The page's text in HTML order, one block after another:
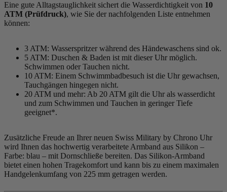
Eine gute Alltagstauglichkeit sichert die Wasserdichtigkeit von 10
ATM (Prüfdruck), wie Sie der nachfolgenden Liste entnehmen
können:
3 ATM: Wasserspritzer während des Händewaschens sind ok.
5 ATM: Duschen & Baden ist mit dieser Uhr möglich.
Schwimmen oder Tauchen nicht.
10 ATM: Einem Schwimmbadbesuch ist die Uhr gewachsen,
Tauchgängen hingegen nicht.
20 ATM und mehr: Ab 20 ATM gilt die Uhr als wasserdicht
und zum Schwimmen und Tauchen in geringer Tiefe
geeignet*.
Zusätzliche Freude an Ihrer neuen Swiss Military by Chrono Uhr
wird Ihnen das hochwertig verarbeitete Armband aus Silikon –
Farbe: blau – mit Dornschließe bereiten. Das Silikon-Armband
bietet einen hohen Tragekomfort und kann bis zu einem maximalen
Handgelenkumfang von 225 mm getragen werden.